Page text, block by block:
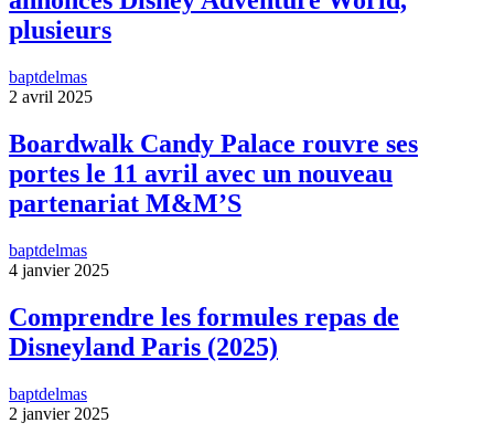
plusieurs
baptdelmas
2 avril 2025
Boardwalk Candy Palace rouvre ses
portes le 11 avril avec un nouveau
partenariat M&M’S
baptdelmas
4 janvier 2025
Comprendre les formules repas de
Disneyland Paris (2025)
baptdelmas
2 janvier 2025